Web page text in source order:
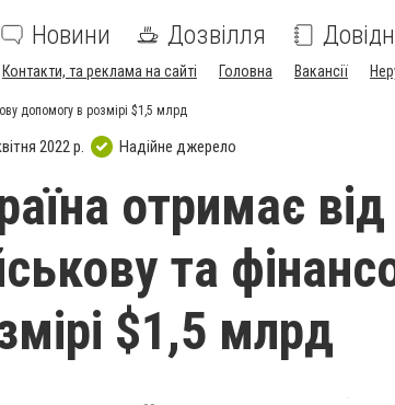
Новини Дозвілля
Контакти, та реклама на сайті Головна Вакансії
допомогу в розмірі $1,5 млрд
2022 р. Надійне джерело
отримає
та
$1,5 млрд